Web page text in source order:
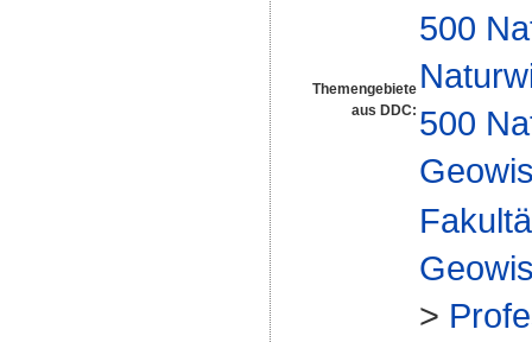
Themengebiete
aus DDC:
500
500
>